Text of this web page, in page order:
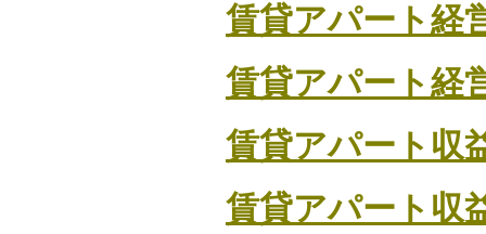
賃貸アパート経
賃貸アパート経
賃貸アパート収
賃貸アパート収